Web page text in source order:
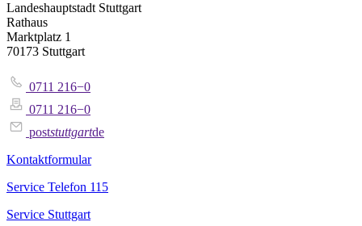
Landeshauptstadt Stuttgart
Rathaus
Marktplatz 1
70173 Stuttgart
0711 216−0
0711 216−0
poststuttgartde
Kontaktformular
Service Telefon 115
Service Stuttgart